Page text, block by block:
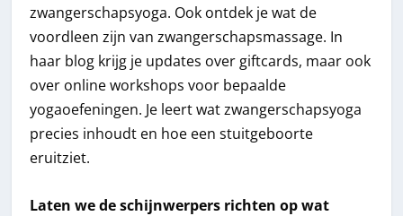
zwangerschapsyoga. Ook ontdek je wat de
voordleen zijn van zwangerschapsmassage. In
haar blog krijg je updates over giftcards, maar ook
over online workshops voor bepaalde
yogaoefeningen. Je leert wat zwangerschapsyoga
precies inhoudt en hoe een stuitgeboorte
eruitziet.
Laten we de schijnwerpers richten op wat